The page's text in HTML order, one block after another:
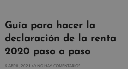
Guía para hacer la
declaración de la renta
2020 paso a paso
6 ABRIL, 2021 NO HAY COMENTARIOS